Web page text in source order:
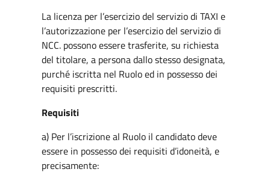
La licenza per l’esercizio del servizio di TAXI e
l’autorizzazione per l’esercizio del servizio di
NCC. possono essere trasferite, su richiesta
del titolare, a persona dallo stesso designata,
purché iscritta nel Ruolo ed in possesso dei
requisiti prescritti.
Requisiti
a) Per l’iscrizione al Ruolo il candidato deve
essere in possesso dei requisiti d’idoneità, e
precisamente: